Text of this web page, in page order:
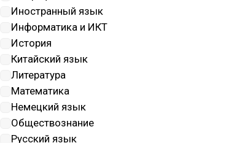
Политические науки и
регионоведение
Прикладная геология, горное
дело, нефтегазовое дело и
геодезия
Промышленная экология и
биотехнологии
Психологические науки
Иностранный язык
Информатика и ИКТ
История
Китайский язык
Литература
Математика
Немецкий язык
Обществознание
Русский язык